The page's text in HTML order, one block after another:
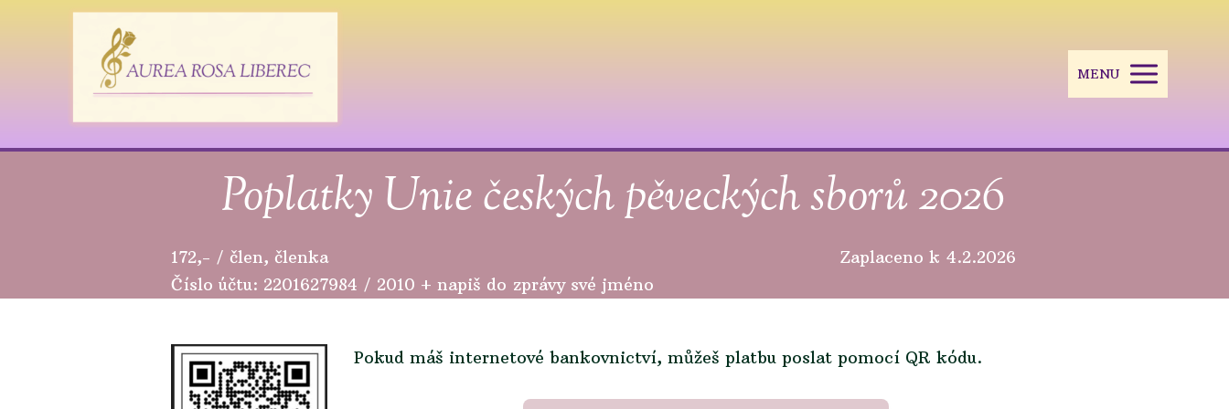
MENU
Poplatky Unie českých pěveckých sborů 2026
172,- / člen, členka Zaplaceno k 4.2.2026
Číslo účtu: 2201627984 / 2010 + napiš do zprávy své jméno
Pokud máš internetové bankovnictví, můžeš platbu poslat pomocí QR kódu.